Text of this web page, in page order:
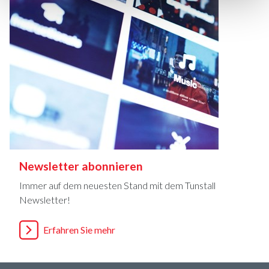
Newsletter abonnieren
Immer auf dem neuesten Stand mit dem Tunstall
Newsletter!
Erfahren Sie mehr